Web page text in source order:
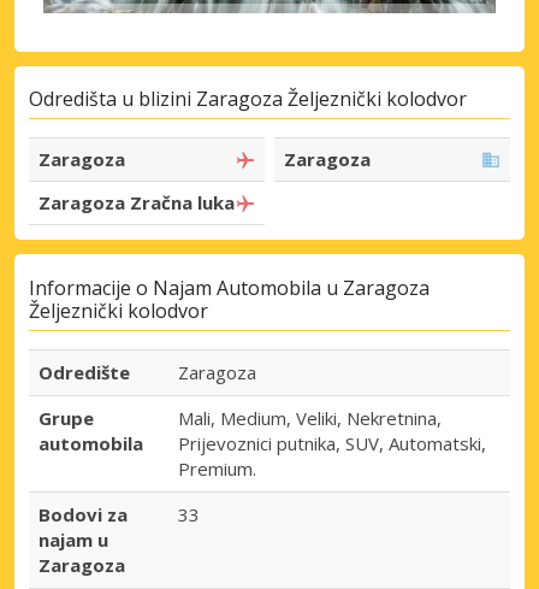
Odredišta u blizini Zaragoza Željeznički kolodvor
Zaragoza
Zaragoza
Zaragoza Zračna luka
Informacije o Najam Automobila u Zaragoza
Željeznički kolodvor
Odredište
Zaragoza
Grupe
automobila
Mali, Medium, Veliki, Nekretnina,
Prijevoznici putnika, SUV, Automatski,
Premium.
Bodovi za
najam u
Zaragoza
33